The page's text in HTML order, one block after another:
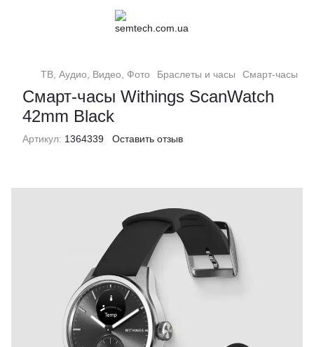
ТВ, Аудио, Видео, Фото Браслеты и часы Смарт-часы
Смарт-часы Withings ScanWatch
42mm Black
Артикул: 1364339 Оставить отзыв